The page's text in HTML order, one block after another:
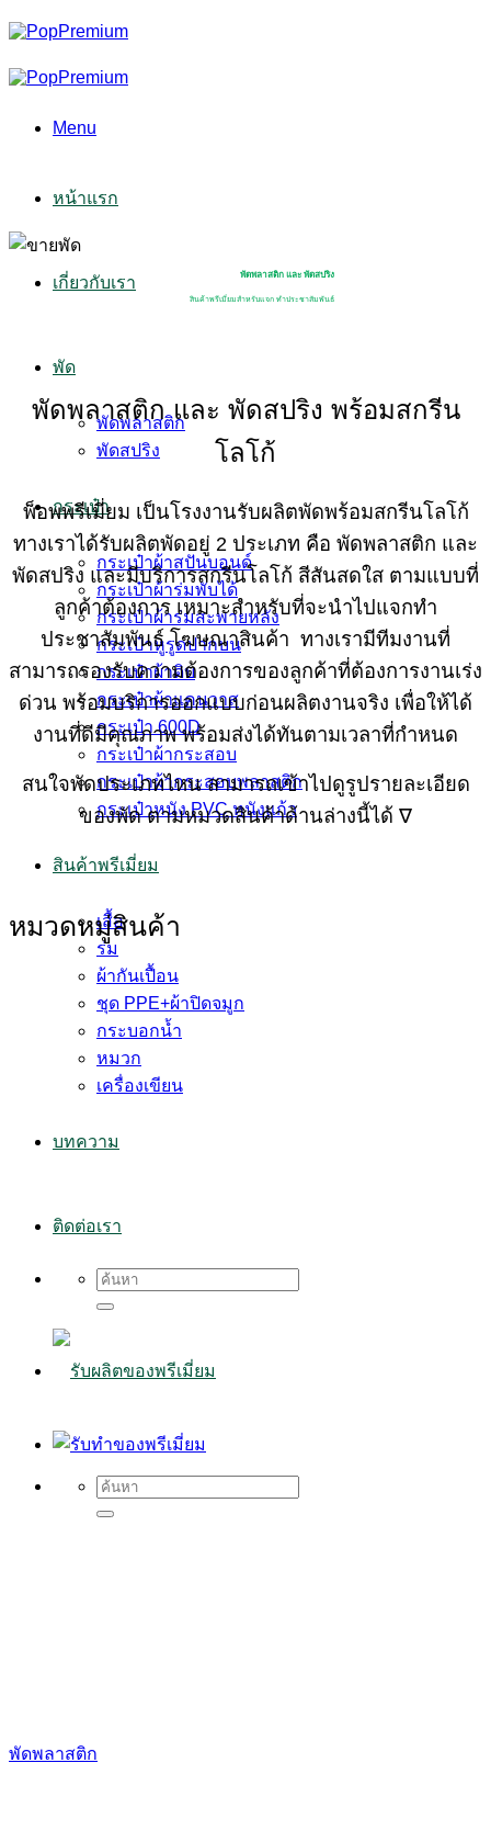
to
Menu
หน้าแรก
เกี่ยวกับเรา
พัด
พัดพลาสติก
พัดสปริง
กระเป๋า
กระเป๋าผ้าสปันบอนด์
กระเป๋าผ้าร่มพับได้
กระเป๋าผ้าร่มสะพายหลัง
กระเป๋าหูรูดปากบน
กระเป๋าผ้าดิบ
กระเป๋าผ้าแคนวาส
กระเป๋า 600D
กระเป๋าผ้ากระสอบ
กระเป๋าผ้ากระสอบพลาสติก
กระเป๋าหนัง PVC หนังแก้ว
สินค้าพรีเมี่ยม
เสื้อ
ร่ม
ผ้ากันเปื้อน
ชุด PPE+ผ้าปิดจมูก
กระบอกน้ำ
หมวก
เครื่องเขียน
บทความ
ติดต่อเรา
Search
for:
Search
for:
พัดพลาสติก และ พัดสปริง
สินค้าพรีเมี่ยมสำหรับแจก ทำประชาสัมพันธ์
พัดพลาสติก และ พัดสปริง พร้อมสกรีน
โลโก้
พ็อพพรีเมี่ยม เป็นโรงงานรับผลิตพัดพร้อมสกรีนโลโก้
ทางเราได้รับผลิตพัดอยู่ 2 ประเภท คือ พัดพลาสติก และ
พัดสปริง และมีบริการสกรีนโลโก้ สีสันสดใส ตามแบบที่
ลูกค้าต้องการ เหมาะสำหรับที่จะนำไปแจกทำ
ประชาสัมพันธ์ โฆษณาสินค้า ทางเรามีทีมงานที่
สามารถรองรับความต้องการของลูกค้าที่ต้องการงานเร่ง
ด่วน พร้อมบริการออกแบบก่อนผลิตงานจริง เพื่อให้ได้
งานที่ดีมีคุณภาพ พร้อมส่งได้ทันตามเวลาที่กำหนด
สนใจพัดประเภทไหน สามารถเข้าไปดูรูปรายละเอียด
ของพัด ตามหมวดสินค้าด้านล่างนี้ได้ ∇
หมวดหมู่สินค้า
พัดพลาสติก